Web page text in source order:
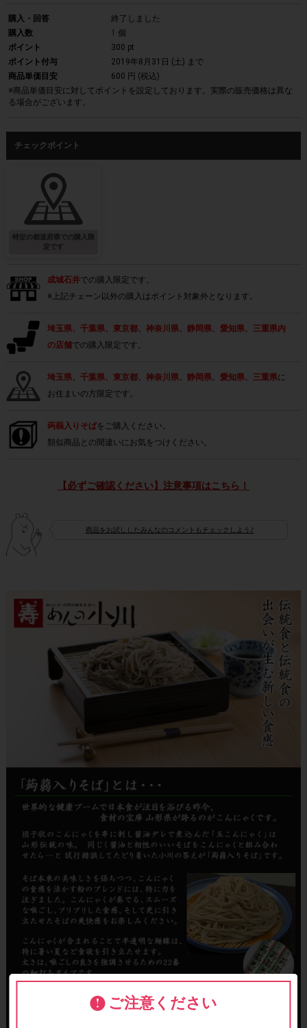
購入・回答
終了しました
購入数
1 個
ポイント
300 pt
ポイント付与
2019年8月31日 (土) まで
商品単価目安
600 円 (税込)
※商品単価目安に対してポイントを設定しております。実際の販売価格は異な
る場合がございます。
チェックポイント
特定の都道府県での購入限
定です
成城石井での購入限定です。
※上記チェーン以外の購入はポイント対象外となります。
埼玉県、千葉県、東京都、神奈川県、静岡県、愛知県、三重県内
の店舗での購入限定です。
埼玉県、千葉県、東京都、神奈川県、静岡県、愛知県、三重県に
お住まいの方限定です。
蒟蒻入りそばをご購入ください。
類似商品との間違いにお気をつけください。
【必ずご確認ください】注意事項はこちら！
商品をお試ししたみんなのコメントもチェックしよう♪
ご注意ください